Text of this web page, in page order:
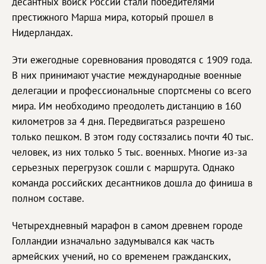
престижного Марша мира, который прошел в
Нидерландах.
Эти ежегодные соревнования проводятся с 1909 года.
В них принимают участие международные военные
делегации и профессиональные спортсмены со всего
мира. Им необходимо преодолеть дистанцию в 160
километров за 4 дня. Передвигаться разрешено
только пешком. В этом году состязались почти 40 тыс.
человек, из них только 5 тыс. военных. Многие из-за
серьезных перегрузок сошли с маршрута. Однако
команда российских десантников дошла до финиша в
полном составе.
Четырехдневный марафон в самом древнем городе
Голландии изначально задумывался как часть
армейских учений, но со временем гражданских,